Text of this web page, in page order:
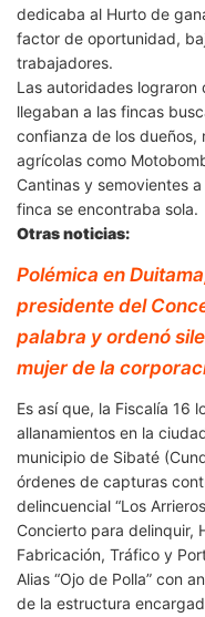
dedicaba al Hurto de
factor de oportunidad,
trabajadores.
Las autoridades
llegaban a las fincas
confianza de los dueños,
agrícolas como
Cantinas y semovientes
finca se encontraba sola.
Otras noticias:
Polémica en
presidente del
palabra y ordenó
mujer de la
Es así que, la Fiscalía 16
allanamientos en la
municipio de Sibaté
órdenes de capturas
delincuencial “Los
Concierto para delinquir,
Fabricación, Tráfico y
Alias “Ojo de Polla” con
de la estructura